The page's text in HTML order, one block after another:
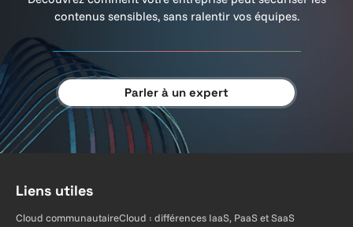
contenus sensibles, sans ralentir vos équipes.
Parler à un expert
Liens utiles
Cloud communautaireCloud : différences IaaS, PaaS et SaaS